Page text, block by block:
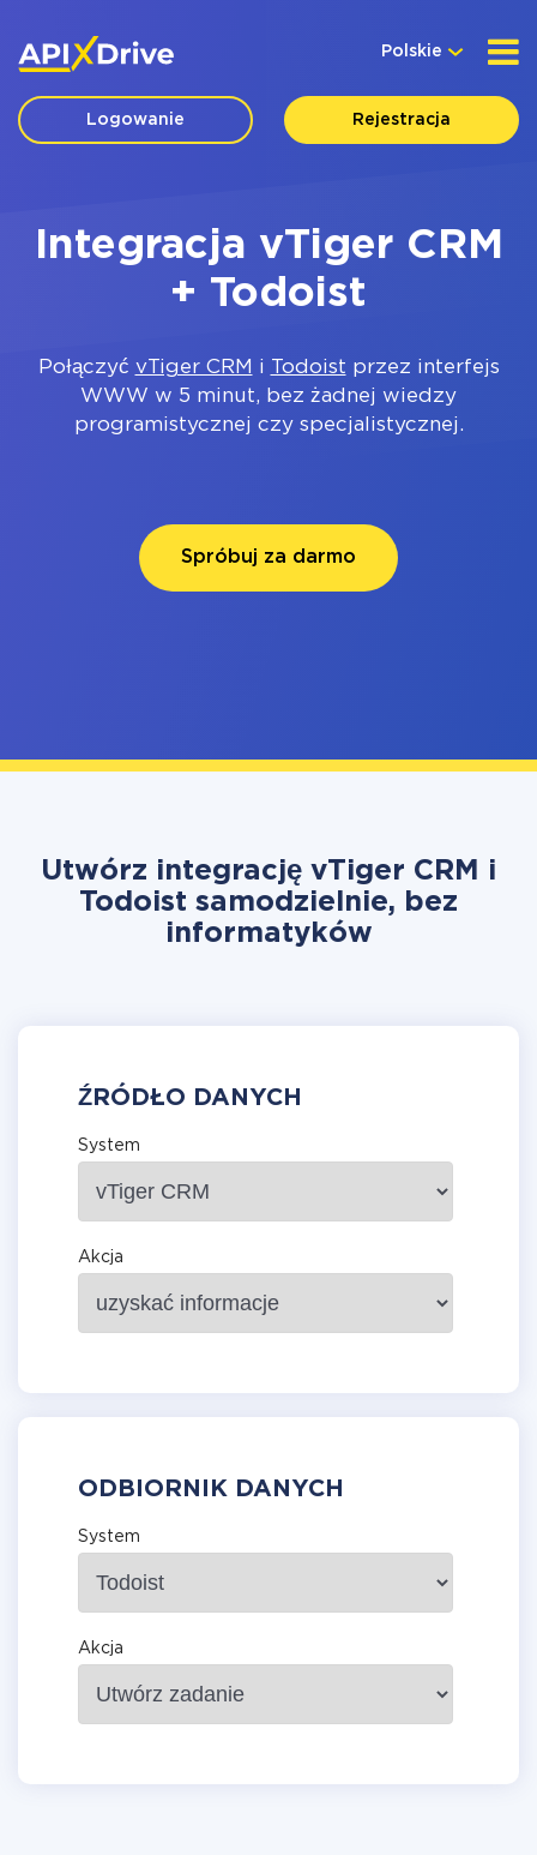
Polskie
Logowanie Rejestracja
Integracja vTiger CRM
+ Todoist
Połączyć vTiger CRM i Todoist przez interfejs
WWW w 5 minut, bez żadnej wiedzy
programistycznej czy specjalistycznej.
Spróbuj za darmo
Utwórz integrację vTiger CRM i
Todoist samodzielnie, bez
informatyków
ŹRÓDŁO DANYCH
System
Akcja
ODBIORNIK DANYCH
System
Akcja